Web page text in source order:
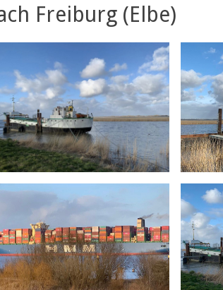
Freiburg (Elbe)